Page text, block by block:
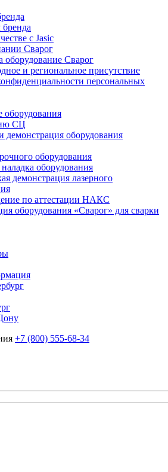
с Jasic
Сварог
оборудование Сварог
и региональное присутствие
персональных
СЦ
оборудования
оборудования
оборудования
демонстрация лазерного
по аттестации НАКС
оборудования «Сварог» для сварки
+7 (800) 555-68-34